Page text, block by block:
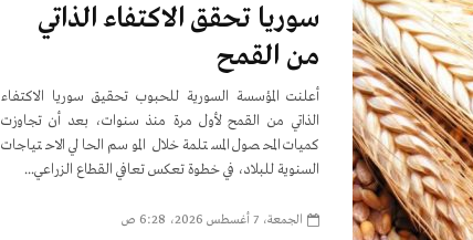
سوريا تحقق الاكتفاء الذاتي
من القمح
أعلنت المؤسسة السورية للحبوب تحقيق سوريا الاكتفاء
الذاتي من القمح لأول مرة منذ سنوات، بعد أن تجاوزت
كميات المحصول المستلمة خلال الموسم الحالي الاحتياجات
السنوية للبلاد، في خطوة تعكس تعافي القطاع الزراعي...
الجمعة، 7 أغسطس 2026، 6:28 ص